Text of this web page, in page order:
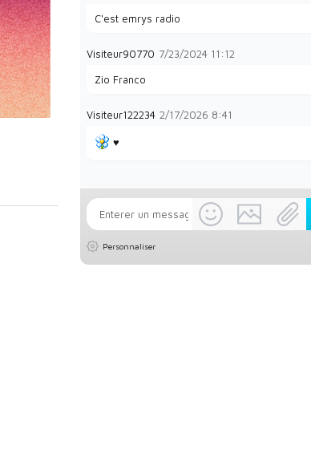
C'est emrys radio
Visiteur90770 7/23/2024 11:12
Zio Franco
Visiteur122234 2/17/2026 8:41
♥️
Personnaliser